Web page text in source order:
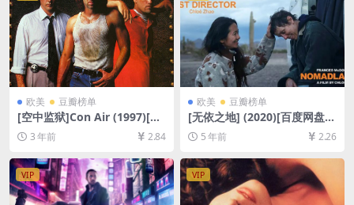
欧美 豆瓣榜单
[空中监狱]Con Air (1997)[百
度网盘+夸克网盘1080P超清
未删减资源][网盘在线播放/下
3 年前 2.84
欧美 豆瓣榜单
[无依之地] (2020)[百度网盘
+迅雷云盘资源1080P超清未
删减][MP4/6.4GB][特效中英
5 年前 2.26
VIP VIP